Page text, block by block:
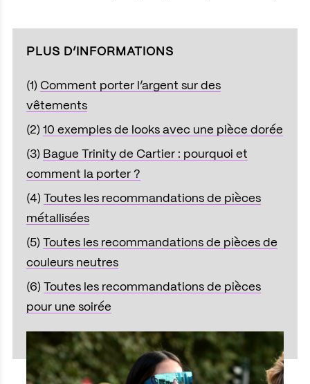
PLUS D’INFORMATIONS
(1) Comment porter l’argent sur des
vêtements
(2) 10 exemples de looks avec une pièce dorée
(3) Bague Trinity de Cartier : pourquoi et
comment la porter ?
(4) Toutes les recommandations de pièces
métallisées
(5) Toutes les recommandations de pièces de
couleurs neutres
(6) Toutes les recommandations de pièces
pour une soirée